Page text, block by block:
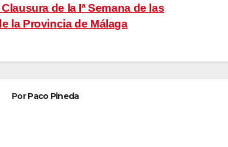
de la Iª Semana de las
la Provincia de Málaga
PorPaco Pineda